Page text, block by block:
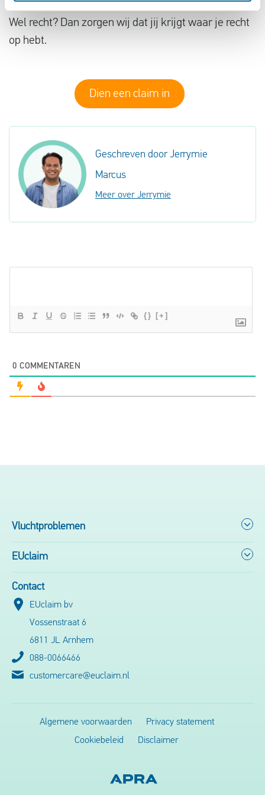
Wel recht? Dan zorgen wij dat jij krijgt waar je recht
op hebt.
Dien een claim in
Geschreven door Jerrymie
Marcus
Meer over Jerrymie
{} [+]
0 COMMENTAREN
Vluchtproblemen
EUclaim
Contact
EUclaim bv
Vossenstraat 6
6811 JL Arnhem
088-0066466
customercare@euclaim.nl
Algemene voorwaarden
Privacy statement
Cookiebeleid
Disclaimer